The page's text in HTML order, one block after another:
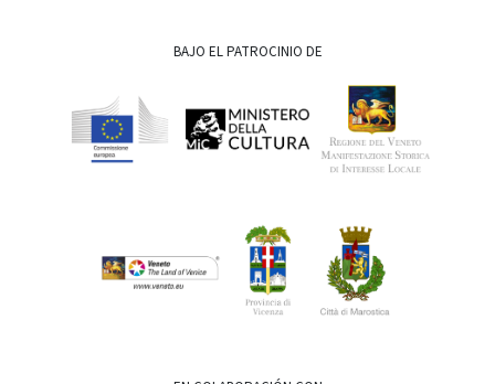
BAJO EL PATROCINIO DE